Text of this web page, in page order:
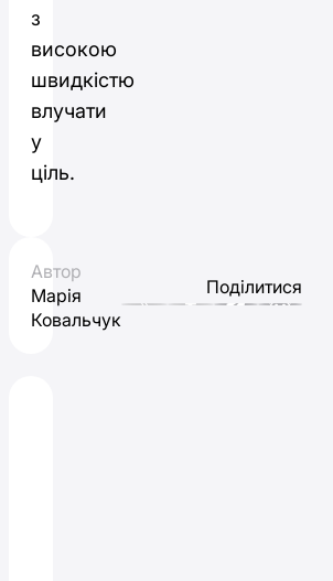
з
високою
швидкістю
влучати
у
ціль.
Автор
Марія
Ковальчук
Поділитися